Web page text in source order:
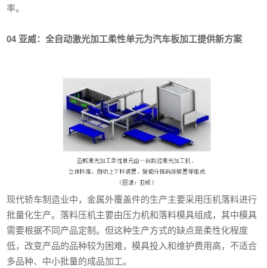
率。
04 亚威：全自动激光加工柔性单元为汽车板加工提供新方案
现代轿车制造业中，金属外覆盖件的生产主要采用压机落料进行
批量化生产。落料压机主要由压力机和落料模具组成，其中模具
需要根据不同产品定制。但这种生产方式的缺点是柔性化程度
低，改变产品的品种较为困难，模具投入和维护费用高，不适合
多品种、中小批量的成品加工。